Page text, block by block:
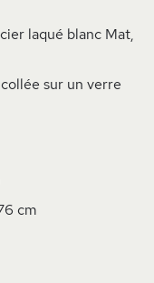
laqué blanc Mat,
sur un verre
cm